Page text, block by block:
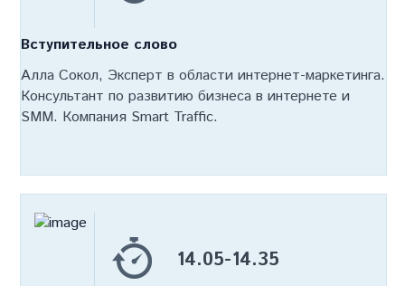
Вступительное слово
Алла Сокол, Эксперт в области интернет-маркетинга.
Консультант по развитию бизнеса в интернете и
SMM. Компания Smart Traffic.
14.05-14.35